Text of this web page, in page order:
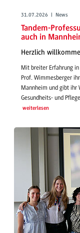
31.07.2026 | News
Tandem-
auch in
Herzlich
Mit breiter Erfahrung
Prof. Wimmesberger
Mannheim und gibt ihr
Gesundheits- und
weiterlesen